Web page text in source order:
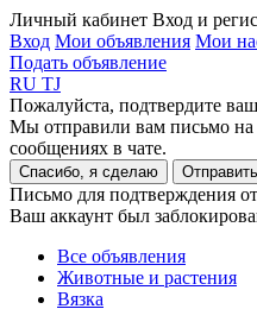
Личный кабинет Вход и
Вход Мои объявления Мои
Подать объявление
RU TJ
Пожалуйста, подтвердите
Мы отправили вам письмо на
сообщениях в чате.
Спасибо, я сделаю
Письмо для подтверждения
Ваш аккаунт был
Все объявления
Животные и растения
Вязка